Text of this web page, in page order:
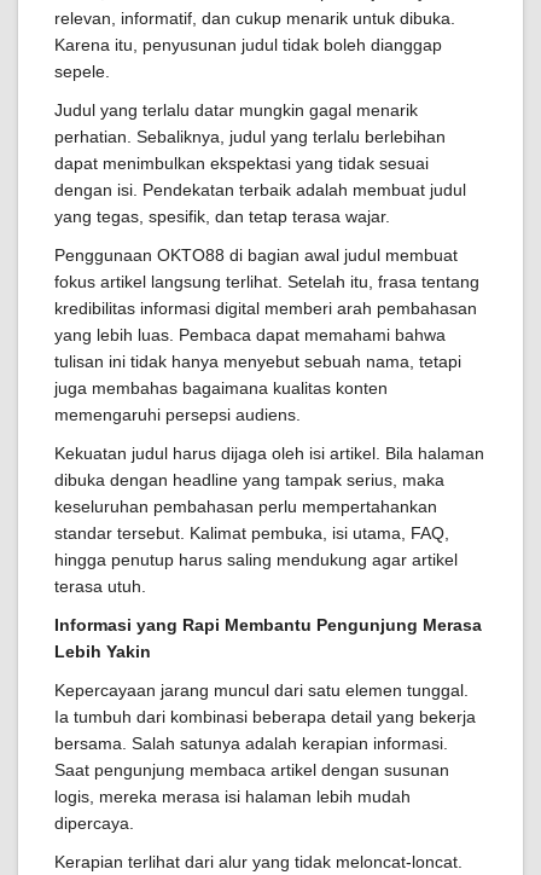
relevan, informatif, dan cukup menarik untuk dibuka.
Karena itu, penyusunan judul tidak boleh dianggap
sepele.
Judul yang terlalu datar mungkin gagal menarik
perhatian. Sebaliknya, judul yang terlalu berlebihan
dapat menimbulkan ekspektasi yang tidak sesuai
dengan isi. Pendekatan terbaik adalah membuat judul
yang tegas, spesifik, dan tetap terasa wajar.
Penggunaan OKTO88 di bagian awal judul membuat
fokus artikel langsung terlihat. Setelah itu, frasa tentang
kredibilitas informasi digital memberi arah pembahasan
yang lebih luas. Pembaca dapat memahami bahwa
tulisan ini tidak hanya menyebut sebuah nama, tetapi
juga membahas bagaimana kualitas konten
memengaruhi persepsi audiens.
Kekuatan judul harus dijaga oleh isi artikel. Bila halaman
dibuka dengan headline yang tampak serius, maka
keseluruhan pembahasan perlu mempertahankan
standar tersebut. Kalimat pembuka, isi utama, FAQ,
hingga penutup harus saling mendukung agar artikel
terasa utuh.
Informasi yang Rapi Membantu Pengunjung Merasa
Lebih Yakin
Kepercayaan jarang muncul dari satu elemen tunggal.
Ia tumbuh dari kombinasi beberapa detail yang bekerja
bersama. Salah satunya adalah kerapian informasi.
Saat pengunjung membaca artikel dengan susunan
logis, mereka merasa isi halaman lebih mudah
dipercaya.
Kerapian terlihat dari alur yang tidak meloncat-loncat.